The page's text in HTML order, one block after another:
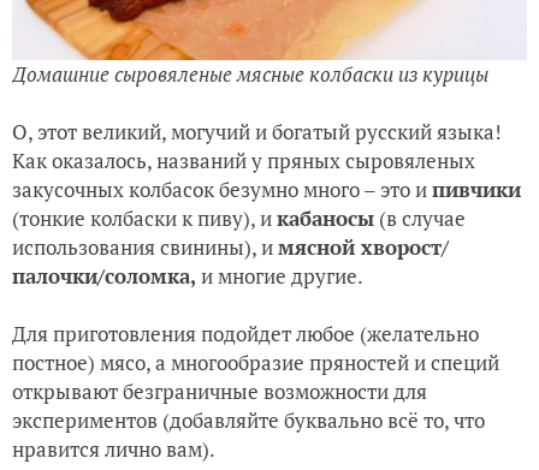
Домашние сыровяленые мясные колбаски из курицы
О, этот великий, могучий и богатый русский языка!
Как оказалось, названий у пряных сыровяленых
закусочных колбасок безумно много – это ипивчики
(тонкие колбаски к пиву), икабаносы (в случае
использования свинины), имясной хворост/
палочки/соломка, и многие другие.
Для приготовления подойдет любое (желательно
постное) мясо, а многообразие пряностей и специй
открывают безграничные возможности для
экспериментов (добавляйте буквально всё то, что
нравится лично вам).